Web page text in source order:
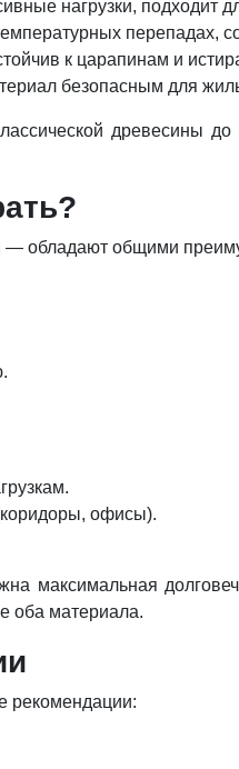
нагрузки, подходит
перепадах,
к царапинам и
безопасным для
древесины
обладают общими
офисы).
максимальная
оба материала.
рекомендации: